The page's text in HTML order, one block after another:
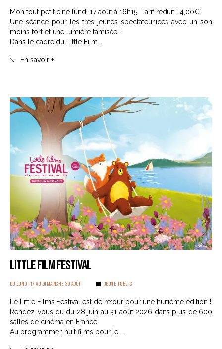
Mon tout petit ciné lundi 17 août à 16h15. Tarif réduit : 4,00€
Une séance pour les très jeunes spectateur.ices avec un son
moins fort et une lumière tamisée !
Dans le cadre du Little Film...
En savoir +
LITTLE FILM FESTIVAL
DU LUNDI 17 AU DIMANCHE 30 AOÛT JEUNE PUBLIC
Le Little Films Festival est de retour pour une huitième édition !
Rendez-vous du du 28 juin au 31 août 2026 dans plus de 600
salles de cinéma en France.
Au programme : huit films pour le ...